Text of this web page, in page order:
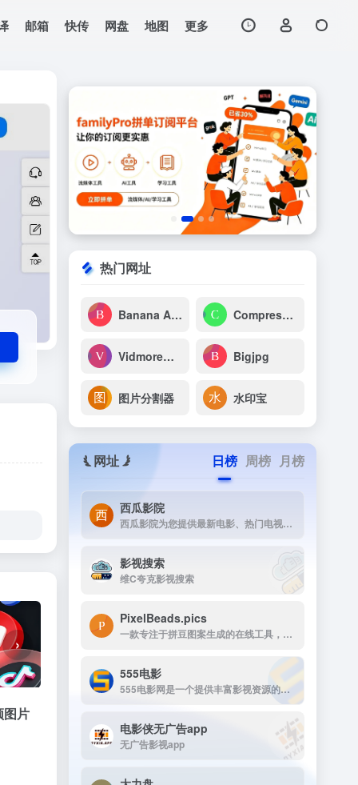
邮箱 快传 网盘 地图 更多
›
图片
热门网址
Banana AI 2 Compress JPG
Vidmore在线免费去水印 Bigjpg
图片分割器 水印宝
网址 日榜 周榜 月榜
西瓜影院
西瓜影院为您提供最新电影、热门电视剧、综艺动漫免费在线观看，高清流畅无广告，海量片源每日更新，打造极致观影体验。
影视搜索
维C夸克影视搜索
PixelBeads.pics
一款专注于拼豆图案生成的在线工具，用户只需上传任意照片或图片，即可一键将其像素化为可打印的拼豆图稿。
555电影
555电影网是一个提供丰富影视资源的在线观看平台，致力于为用户提供高清、无广告的观影体验。该网站涵盖多种类型的影视内容，包括电影、电视剧、动漫、综艺等，满足不同观众的需求。
电影侠无广告app
无广告影视app